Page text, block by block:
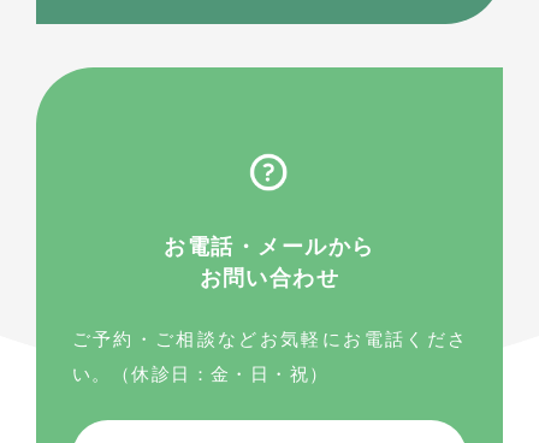
お電話・メールから
お問い合わせ
ご予約・ご相談などお気軽にお電話くださ
い。（休診日：金・日・祝）